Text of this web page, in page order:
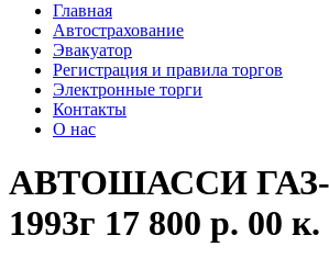
Главная
Автострахование
Эвакуатор
Регистрация и правила торгов
Электронные торги
Контакты
О нас
АВТОШАССИ ГАЗ-
1993г 17 800 р. 00 к.